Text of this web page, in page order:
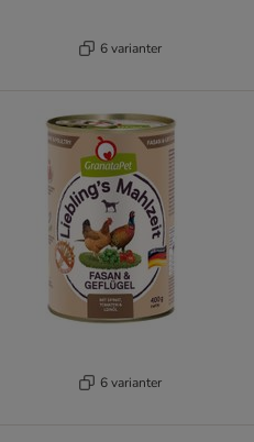
6 varianter
6 varianter